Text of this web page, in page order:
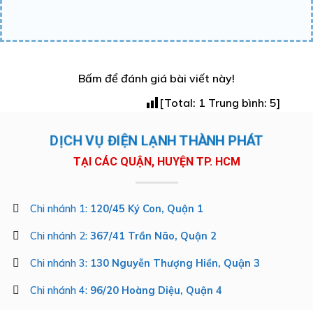
Bấm để đánh giá bài viết này!
[Total: 1 Trung bình: 5]
DỊCH VỤ ĐIỆN LẠNH THÀNH PHÁT
TẠI CÁC QUẬN, HUYỆN TP. HCM
Chi nhánh 1: 120/45 Ký Con, Quận 1
Chi nhánh 2: 367/41 Trần Não, Quận 2
Chi nhánh 3: 130 Nguyễn Thượng Hiền, Quận 3
Chi nhánh 4: 96/20 Hoàng Diệu, Quận 4